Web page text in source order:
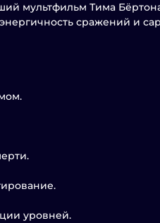
мультфильм Тима
сражений и
уровней.